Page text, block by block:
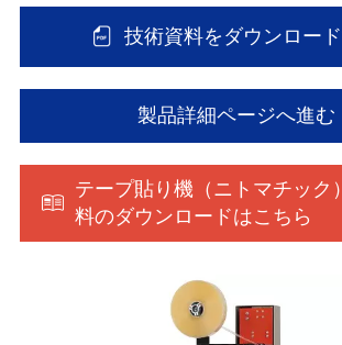
技術資料をダウンロー
製品詳細ページへ進む
テープ貼り機（ニトマチック
料のダウンロードはこちら